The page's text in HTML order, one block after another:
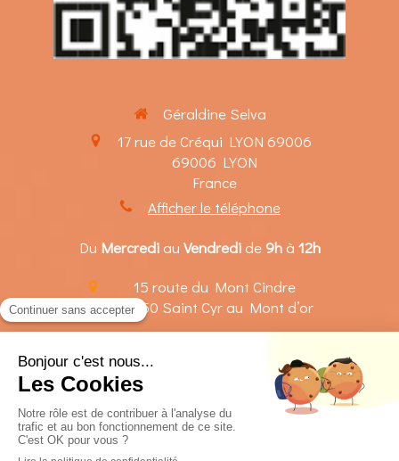
Géraldine Selva
17 rue de Créqui LYON 69006
69006 LYON
France
Afficher le téléphone
Du Mercrediau Vendredide 9hà 12h
15 route du Mont Cindre
69450 Saint Cyr au Mont d’or
LeMercredi 18h